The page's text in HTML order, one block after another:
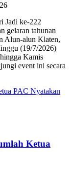
Jadi ke-222
gelaran tahunan
Alun-alun Klaten,
(19/7/2026)
Kamis
event ini secara
Ketua